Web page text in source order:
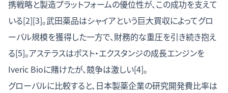
携戦略と製造プラットフォームの優位性が、この成功を支えて
いる[2][3]。武田薬品はシャイアという巨大買収によってグロ
ーバル規模を獲得した一方で、財務的な重圧を引き続き抱え
る[5]。アステラスはポスト・エクスタンジの成長エンジンを
Iveric Bioに賭けたが、競争は激しい[4]。
グローバルに比較すると、日本製薬企業の研究開発費比率は